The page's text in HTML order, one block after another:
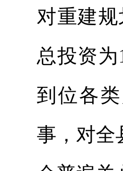
对重建
总投资
到位各
事，对全